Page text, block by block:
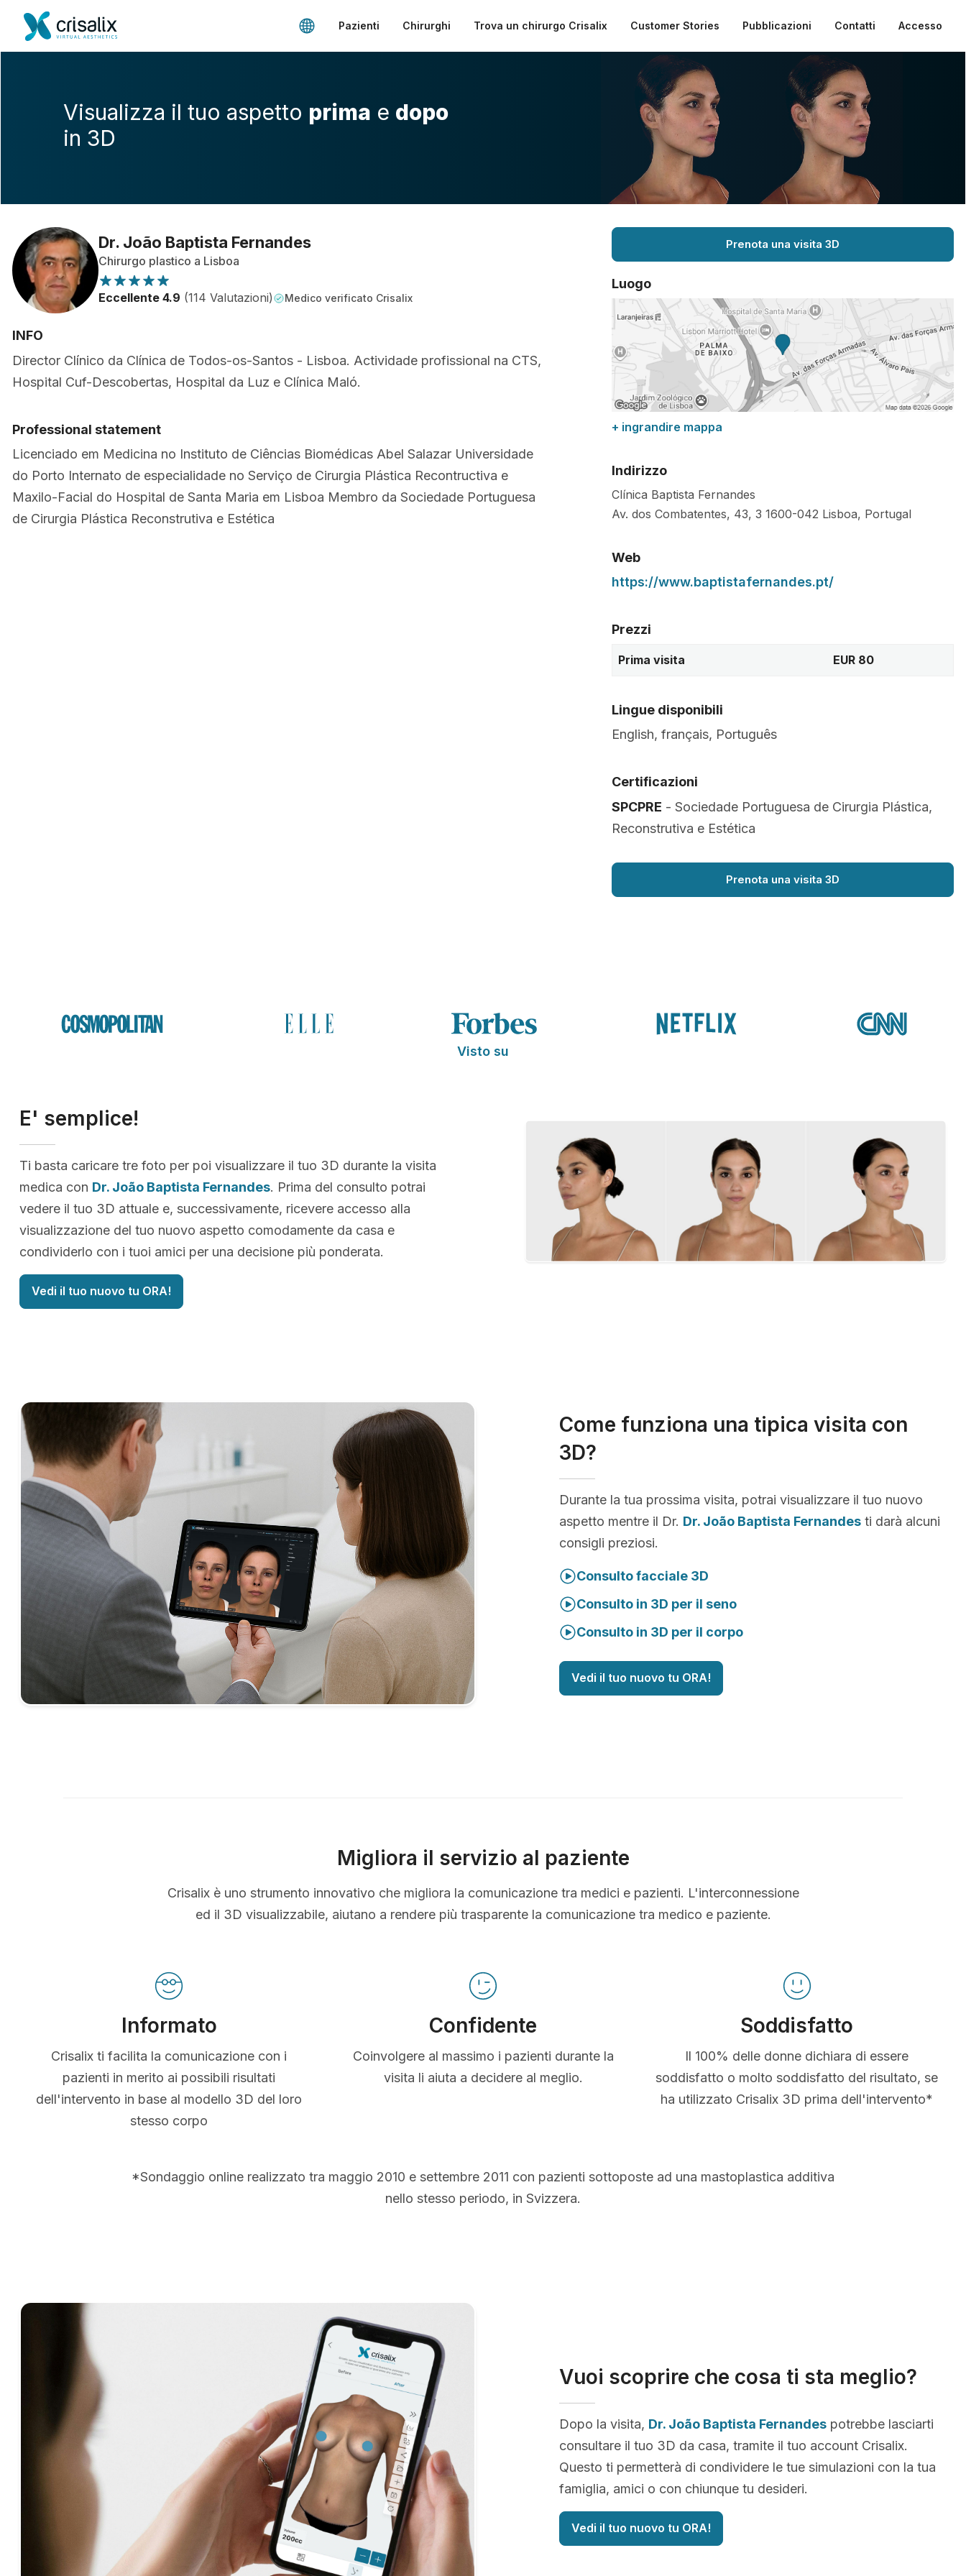
Pazienti Chirurghi Trova un chirurgo Crisalix Customer Stories Pubblicazioni Contatti Accesso
Visualizza il tuo aspetto prima e dopo
in 3D
Dr. João Baptista Fernandes
Chirurgo plastico a Lisboa
Eccellente 4.9 (114 Valutazioni) Medico verificato Crisalix
INFO
Director Clínico da Clínica de Todos-os-Santos - Lisboa. Actividade profissional na CTS,
Hospital Cuf-Descobertas, Hospital da Luz e Clínica Maló.
Professional statement
Licenciado em Medicina no Instituto de Ciências Biomédicas Abel Salazar Universidade
do Porto Internato de especialidade no Serviço de Cirurgia Plástica Recontructiva e
Maxilo-Facial do Hospital de Santa Maria em Lisboa Membro da Sociedade Portuguesa
de Cirurgia Plástica Reconstrutiva e Estética
Prenota una visita 3D
Luogo
+ ingrandire mappa
Indirizzo
Clínica Baptista Fernandes
Av. dos Combatentes, 43, 3 1600-042 Lisboa, Portugal
Web
https://www.baptistafernandes.pt/
Prezzi
Prima visita EUR 80
Lingue disponibili
English, français, Português
Certificazioni
SPCPRE - Sociedade Portuguesa de Cirurgia Plástica,
Reconstrutiva e Estética
Prenota una visita 3D
Visto su
E' semplice!
Ti basta caricare tre foto per poi visualizzare il tuo 3D durante la visita
medica con Dr. João Baptista Fernandes. Prima del consulto potrai
vedere il tuo 3D attuale e, successivamente, ricevere accesso alla
visualizzazione del tuo nuovo aspetto comodamente da casa e
condividerlo con i tuoi amici per una decisione più ponderata.
Vedi il tuo nuovo tu ORA!
Come funziona una tipica visita con
3D?
Durante la tua prossima visita, potrai visualizzare il tuo nuovo
aspetto mentre il Dr. Dr. João Baptista Fernandes ti darà alcuni
consigli preziosi.
Consulto facciale 3D
Consulto in 3D per il seno
Consulto in 3D per il corpo
Vedi il tuo nuovo tu ORA!
Migliora il servizio al paziente
Crisalix è uno strumento innovativo che migliora la comunicazione tra medici e pazienti. L'interconnessione
ed il 3D visualizzabile, aiutano a rendere più trasparente la comunicazione tra medico e paziente.
Informato
Crisalix ti facilita la comunicazione con i
pazienti in merito ai possibili risultati
dell'intervento in base al modello 3D del loro
stesso corpo
Confidente
Coinvolgere al massimo i pazienti durante la
visita li aiuta a decidere al meglio.
Soddisfatto
Il 100% delle donne dichiara di essere
soddisfatto o molto soddisfatto del risultato, se
ha utilizzato Crisalix 3D prima dell'intervento*
*Sondaggio online realizzato tra maggio 2010 e settembre 2011 con pazienti sottoposte ad una mastoplastica additiva
nello stesso periodo, in Svizzera.
Vuoi scoprire che cosa ti sta meglio?
Dopo la visita, Dr. João Baptista Fernandes potrebbe lasciarti
consultare il tuo 3D da casa, tramite il tuo account Crisalix.
Questo ti permetterà di condividere le tue simulazioni con la tua
famiglia, amici o con chiunque tu desideri.
Vedi il tuo nuovo tu ORA!